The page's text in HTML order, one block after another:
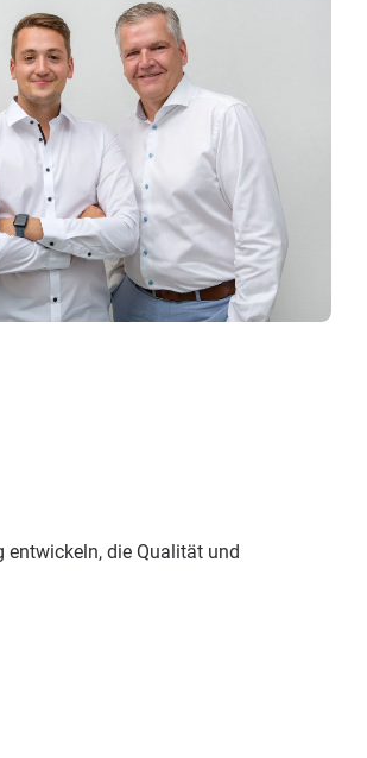
entwickeln, die Qualität und